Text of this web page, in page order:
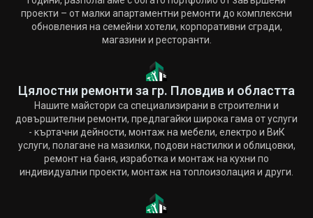
проекти – от малки апартаментни ремонти до комплексни
обновления на семейни хотели, корпоративни сгради,
магазини и ресторанти.
Цялостни ремонти за гр. Пловдив и областта
Нашите майстори са специализирани в строителни и
довършителни ремонти, предлагайки широка гама от услуги
- къртачни дейности, монтаж на мебели, електро и ВиК
услуги, полагане на мазилки, подови настилки и облицовки,
ремонт на баня, изработка и монтаж на кухни по
индивидуални проекти, монтаж на топлоизолация и други.